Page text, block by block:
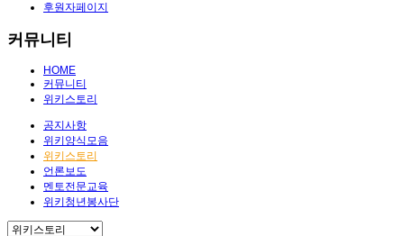
후원자페이지
커뮤니티
HOME
커뮤니티
위키스토리
공지사항
위키양식모음
위키스토리
언론보도
멘토전문교육
위키청년봉사단